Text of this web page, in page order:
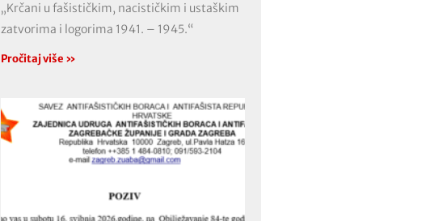
„Krčani u fašističkim, nacističkim i ustaškim
zatvorima i logorima 1941. – 1945.“
Pročitaj više »